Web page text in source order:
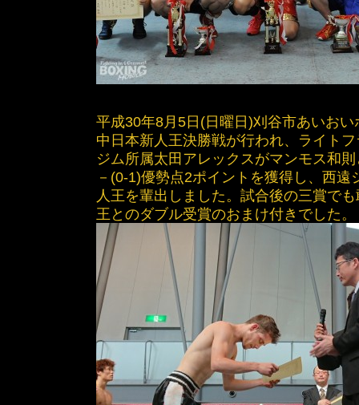
平成30年8月5日(日曜日)刈谷市あいお
中日本新人王決勝戦が行われ、ライト
ジム所属太田アレックスがマンモス和
－(0-1)優勢点2ポイントを獲得し、西遠
人王を輩出しました。試合後の三賞で
王とのダブル受賞のおまけ付きでした。